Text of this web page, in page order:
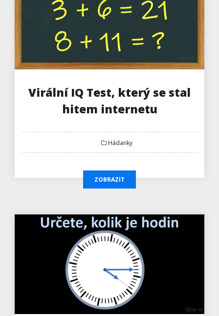
Virální IQ Test, který se stal
hitem internetu
Hádanky
ZOBRAZIT